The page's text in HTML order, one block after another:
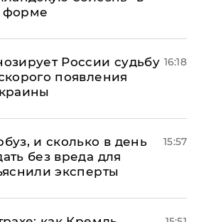
форме
России судьбу
появления
16:18
и сколько в день
без вреда для
эксперты
15:57